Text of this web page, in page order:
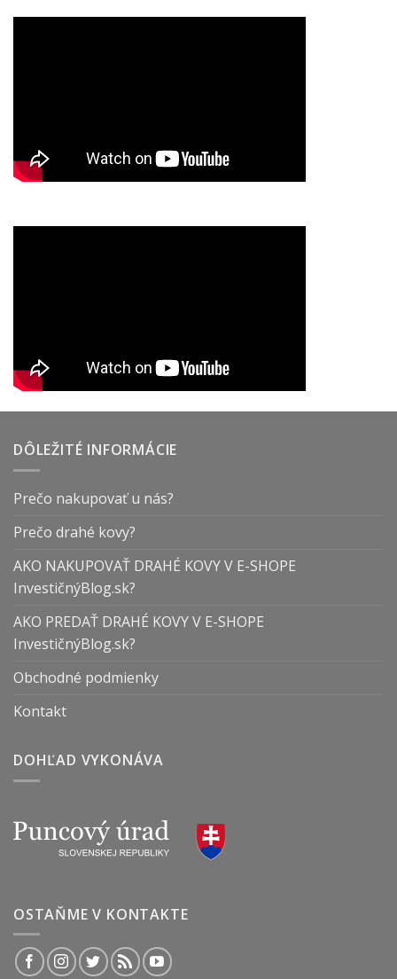
DÔLEŽITÉ INFORMÁCIE
Prečo nakupovať u nás?
Prečo drahé kovy?
AKO NAKUPOVAŤ DRAHÉ KOVY V E-SHOPE
InvestičnýBlog.sk?
AKO PREDAŤ DRAHÉ KOVY V E-SHOPE
InvestičnýBlog.sk?
Obchodné podmienky
Kontakt
DOHĽAD VYKONÁVA
OSTAŇME V KONTAKTE